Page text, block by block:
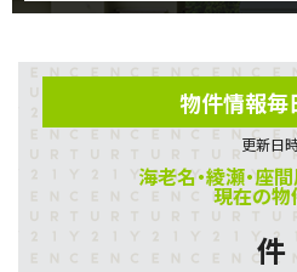
物件情報毎
更新日
海老名・綾瀬・座
現在の物
件